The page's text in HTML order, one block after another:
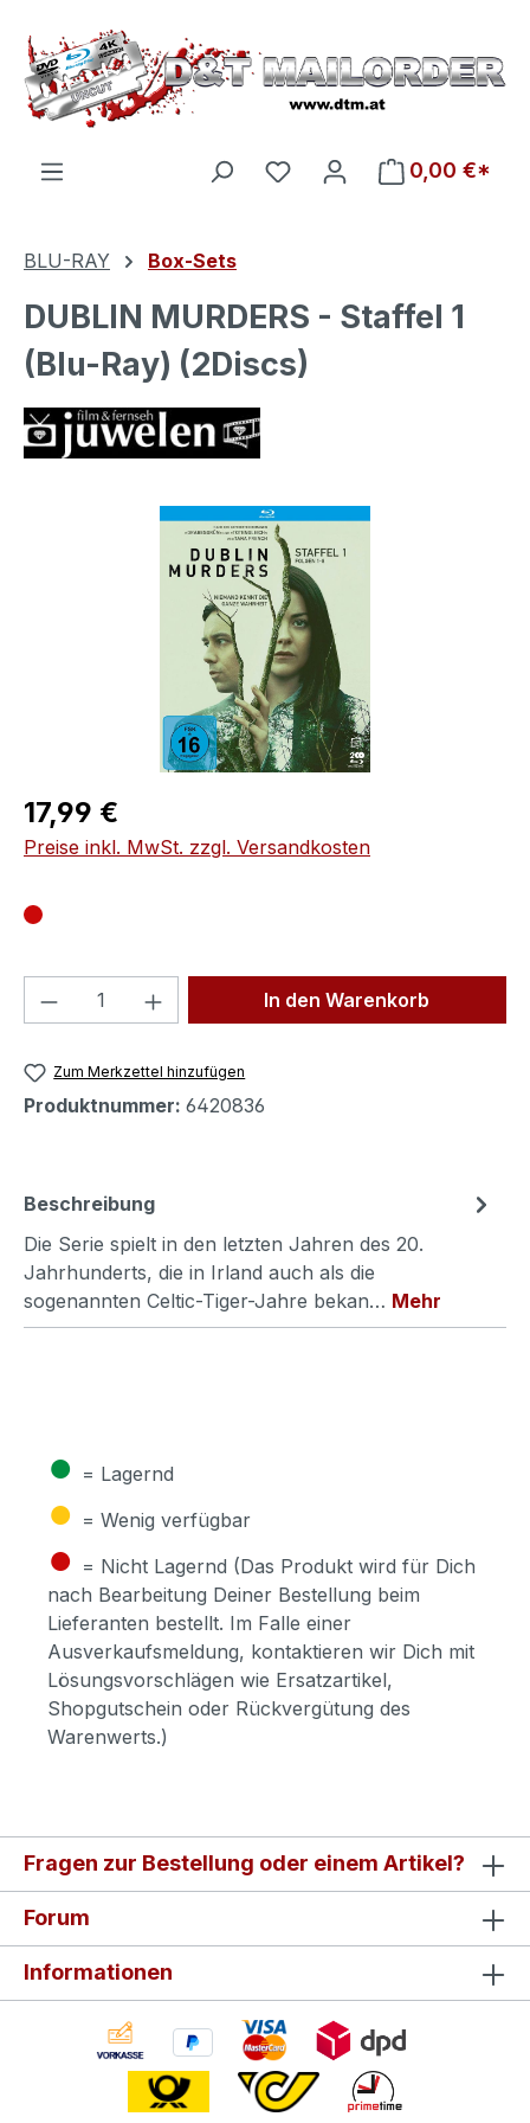
Zum Hauptinhalt springen
Du hast 0 Produkte auf
0,00 €*
BLU-RAY Box-Sets
DUBLIN MURDERS - Staffel 1
(Blu-Ray) (2Discs)
Bildergalerie überspringen
Regulärer Preis:
17,99 €
Preise inkl. MwSt. zzgl. Versandkosten
Produkt Anzahl: Gib denIn den Warenkorb
Zum Merkzettel hinzufügen
Produktnummer: 6420836
Beschreibung
Die Serie spielt in den letzten Jahren des 20.
Jahrhunderts, die in Irland auch als die
sogenannten Celtic-Tiger-Jahre bekan… Mehr
● = Lagernd
● = Wenig verfügbar
● = Nicht Lagernd (Das Produkt wird für Dich
nach Bearbeitung Deiner Bestellung beim
Lieferanten bestellt. Im Falle einer
Ausverkaufsmeldung, kontaktieren wir Dich mit
Lösungsvorschlägen wie Ersatzartikel,
Shopgutschein oder Rückvergütung des
Warenwerts.)
Fragen zur Bestellung oder einem Artikel?
Forum
Informationen